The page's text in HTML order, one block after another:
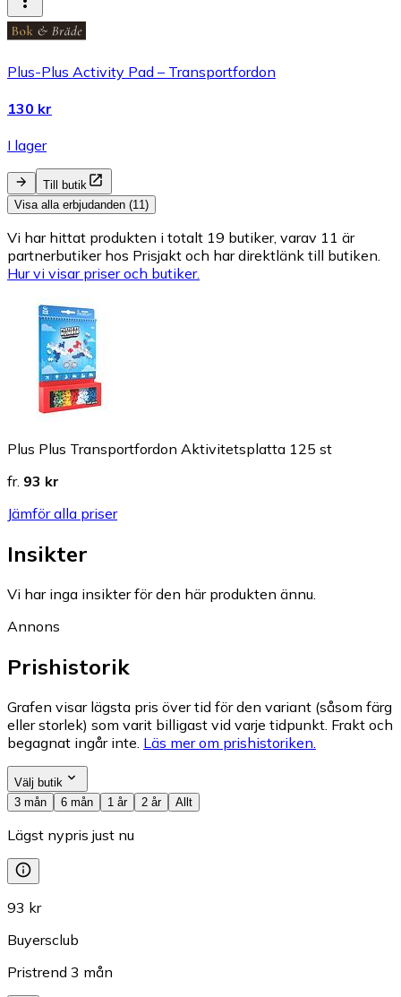
Plus-Plus Activity Pad – Transportfordon
130 kr
I lager
Till butik
Visa alla erbjudanden (11)
Vi har hittat produkten i totalt 19 butiker, varav 11 är
partnerbutiker hos Prisjakt och har direktlänk till butiken.
Hur vi visar priser och butiker.
Plus Plus Transportfordon Aktivitetsplatta 125 st
fr. 93 kr
Jämför alla priser
Insikter
Vi har inga insikter för den här produkten ännu.
Annons
Prishistorik
Grafen visar lägsta pris över tid för den variant (såsom färg
eller storlek) som varit billigast vid varje tidpunkt. Frakt och
begagnat ingår inte. Läs mer om prishistoriken.
Välj butik
3 mån
6 mån 1 år 2 år Allt
Lägst nypris just nu
93 kr
Buyersclub
Pristrend 3 mån